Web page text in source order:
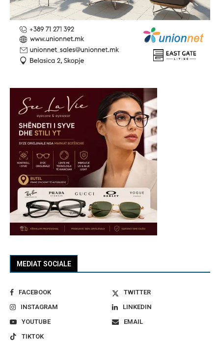
MEDIAT SOCIALE
FACEBOOK
TWITTER
INSTAGRAM
LINKEDIN
YOUTUBE
EMAIL
TIKTOK